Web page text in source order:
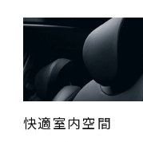
快適室内空間